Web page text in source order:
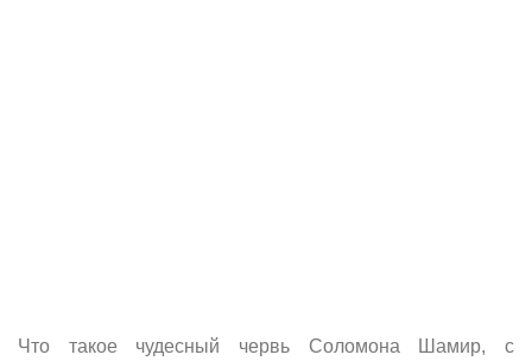
Что такое чудесный червь Соломона Шамир, с